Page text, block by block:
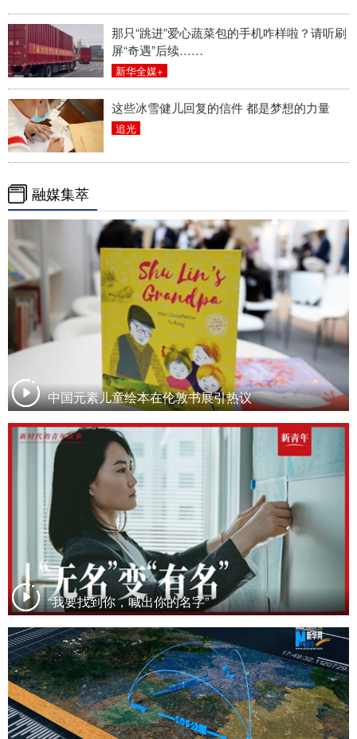
那只“跳进”爱心蔬菜包的手机咋样啦？请听刷
屏“奇遇”后续……
新华全媒+
这些冰雪健儿回复的信件 都是梦想的力量
追光
融媒集萃
中国元素儿童绘本在伦敦书展引热议
“我要找到你，喊出你的名字”